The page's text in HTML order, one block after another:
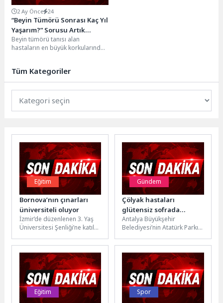
2 Ay Önce 24
“Beyin Tümörü Sonrası Kaç Yıl
Yaşarım?” Sorusu Artık
Değişiyor
Beyin tümörü tanısı alan
hastaların en büyük korkularından
Tüm Kategoriler
Eğitim
Bornova’nın çınarları
üniversiteli oluyor
İzmir’de düzenlenen 3. Yaş
Üniversitesi Şenliği’ne katılan
Yaş Alma Merkezi" ile
kurduğu...
Gündem
Çölyak hastaları
glütensiz sofrada
buluştu
Antalya Büyükşehir
Belediyesi’nin Atatürk Parkı
Sosyal Tesisi’nde çölyak
hastalarına uygun glütensiz
menü...
Eğitim Spor